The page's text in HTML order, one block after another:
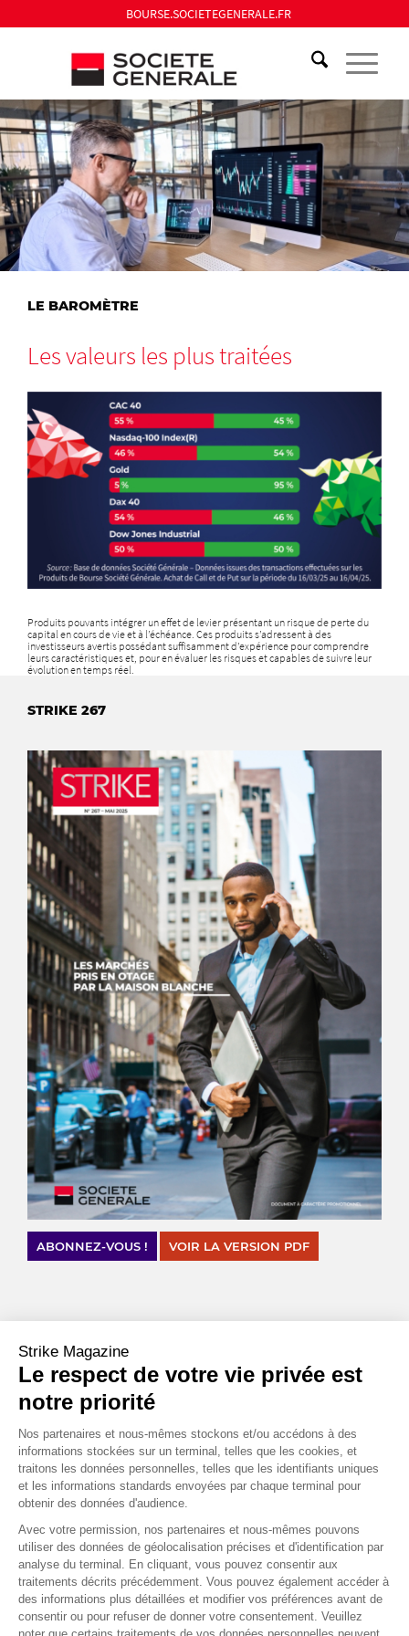
BOURSE.SOCIETEGENERALE.FR
LE BAROMÈTRE
Les valeurs les plus traitées
Produits pouvants intégrer un effet de levier présentant un risque de perte du
capital en cours de vie et à l’échéance. Ces produits s’adressent à des
investisseurs avertis possédant suffisamment d’expérience pour comprendre
leurs caractéristiques et, pour en évaluer les risques et capables de suivre leur
évolution en temps réel.
STRIKE 267
ABONNEZ-VOUS ! VOIR LA VERSION PDF
145%
C’est le niveau de droits de douane annoncé par D. Trump sur
les produits chinois. Pékin a rétorqué avec des droits de
douane à 125 % depuis le 12 avril sur les produits venant des
États-Unis.
Source : Bloomberg
4,5%
C’est le niveau que le taux d’emprunt de l’État américain à 10
ans a franchi en augmentant d’environ 0.50 en quelques jours.
Source : Bloomberg
Strike Magazine
Le respect de votre vie privée est
notre priorité
Nos partenaires et nous-mêmes stockons et/ou accédons à des
informations stockées sur un terminal, telles que les cookies, et
traitons les données personnelles, telles que les identifiants uniques
et les informations standards envoyées par chaque terminal pour
obtenir des données d'audience.
Avec votre permission, nos partenaires et nous-mêmes pouvons
utiliser des données de géolocalisation précises et d'identification par
analyse du terminal. En cliquant, vous pouvez consentir aux
traitements décrits précédemment. Vous pouvez également accéder à
des informations plus détaillées et modifier vos préférences avant de
consentir ou pour refuser de donner votre consentement. Veuillez
noter que certains traitements de vos données personnelles peuvent